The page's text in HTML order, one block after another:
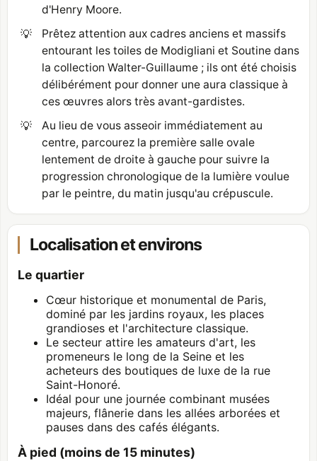
d'Henry Moore.
💡
Prêtez attention aux cadres anciens et massifs
entourant les toiles de Modigliani et Soutine dans
la collection Walter-Guillaume ; ils ont été choisis
délibérément pour donner une aura classique à
ces œuvres alors très avant-gardistes.
💡
Au lieu de vous asseoir immédiatement au
centre, parcourez la première salle ovale
lentement de droite à gauche pour suivre la
progression chronologique de la lumière voulue
par le peintre, du matin jusqu'au crépuscule.
Localisation et environs
Le quartier
Cœur historique et monumental de Paris,
dominé par les jardins royaux, les places
grandioses et l'architecture classique.
Le secteur attire les amateurs d'art, les
promeneurs le long de la Seine et les
acheteurs des boutiques de luxe de la rue
Saint-Honoré.
Idéal pour une journée combinant musées
majeurs, flânerie dans les allées arborées et
pauses dans des cafés élégants.
À pied (moins de 15 minutes)